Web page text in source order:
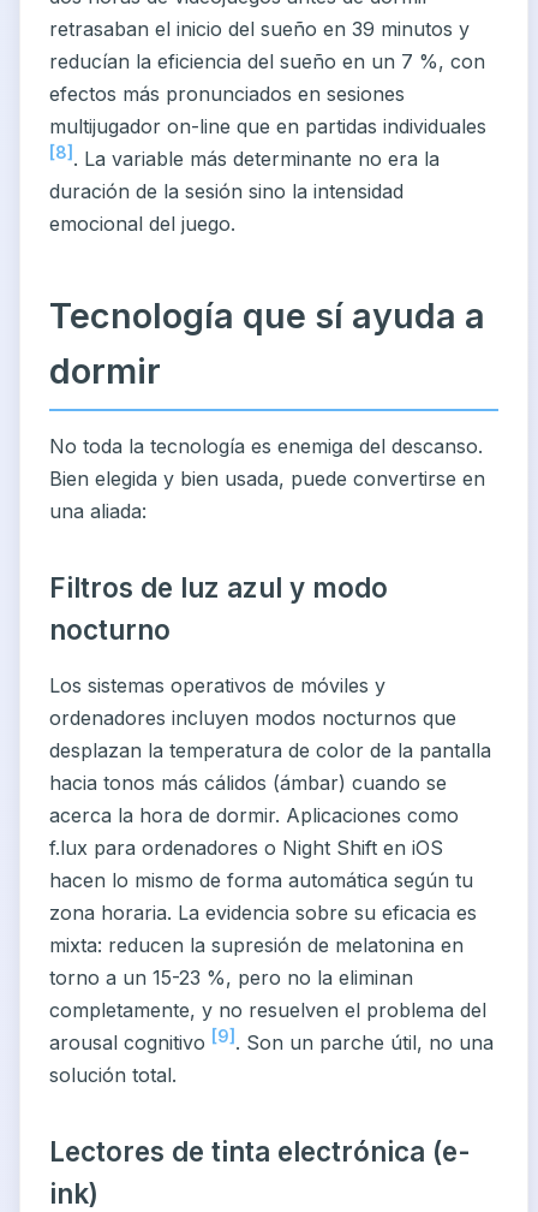
retrasaban el inicio del sueño en 39 minutos y
reducían la eficiencia del sueño en un 7 %, con
efectos más pronunciados en sesiones
multijugador on-line que en partidas individuales
[8] . La variable más determinante no era la
duración de la sesión sino la intensidad
emocional del juego.
Tecnología que sí ayuda a
dormir
No toda la tecnología es enemiga del descanso.
Bien elegida y bien usada, puede convertirse en
una aliada:
Filtros de luz azul y modo
nocturno
Los sistemas operativos de móviles y
ordenadores incluyen modos nocturnos que
desplazan la temperatura de color de la pantalla
hacia tonos más cálidos (ámbar) cuando se
acerca la hora de dormir. Aplicaciones como
f.lux para ordenadores o Night Shift en iOS
hacen lo mismo de forma automática según tu
zona horaria. La evidencia sobre su eficacia es
mixta: reducen la supresión de melatonina en
torno a un 15-23 %, pero no la eliminan
completamente, y no resuelven el problema del
arousal cognitivo [9] . Son un parche útil, no una
solución total.
Lectores de tinta electrónica (e-
ink)